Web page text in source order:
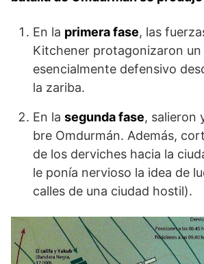
En la primera fase, las
Kitchener protagonizaron
esencialmente defensivo
la zariba.
En la segunda fase, salieron
bre Omdurmán. Además,
de los derviches hacia la
le ponía nervioso la idea de
calles de una ciudad hostil).